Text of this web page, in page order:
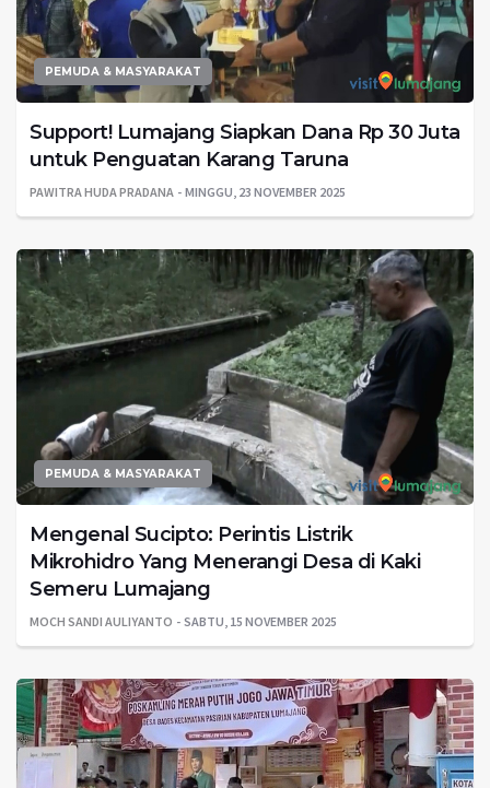
PEMUDA & MASYARAKAT
Support! Lumajang Siapkan Dana Rp 30 Juta
untuk Penguatan Karang Taruna
PAWITRA HUDA PRADANA MINGGU, 23 NOVEMBER 2025
PEMUDA & MASYARAKAT
Mengenal Sucipto: Perintis Listrik
Mikrohidro Yang Menerangi Desa di Kaki
Semeru Lumajang
MOCH SANDI AULIYANTO SABTU, 15 NOVEMBER 2025